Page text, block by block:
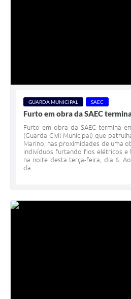
GUARDA MUNICIPAL SAEC
Furto em obra da SAEC
Furto em obra da SAEC termina
(Guarda Civil Municipal) que
Marino, nas proximidades de uma
indivíduos furtando fios elétricos e
na noite desta terça-feira, dia 6.
da...